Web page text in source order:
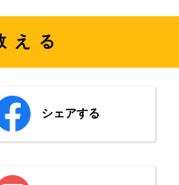
える
シェアする